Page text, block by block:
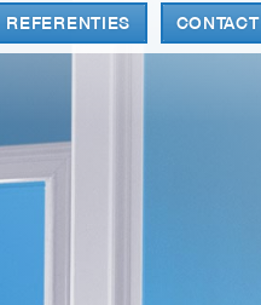
REFERENTIES CONTACT